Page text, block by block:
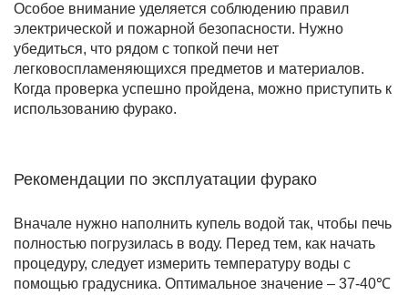
Особое внимание уделяется соблюдению правил
электрической и пожарной безопасности. Нужно
убедиться, что рядом с топкой печи нет
легковоспламеняющихся предметов и материалов.
Когда проверка успешно пройдена, можно приступить к
использованию фурако.
Рекомендации по эксплуатации фурако
Вначале нужно наполнить купель водой так, чтобы печь
полностью погрузилась в воду. Перед тем, как начать
процедуру, следует измерить температуру воды с
помощью градусника. Оптимальное значение – 37-40℃